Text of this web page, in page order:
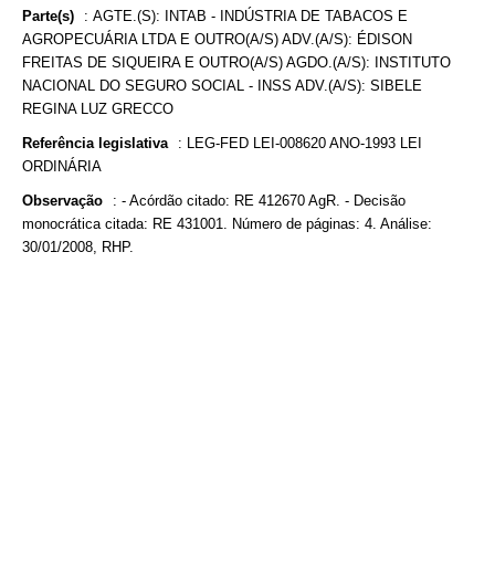
Parte(s) : AGTE.(S): INTAB - INDÚSTRIA DE TABACOS E
AGROPECUÁRIA LTDA E OUTRO(A/S) ADV.(A/S): ÉDISON
FREITAS DE SIQUEIRA E OUTRO(A/S) AGDO.(A/S): INSTITUTO
NACIONAL DO SEGURO SOCIAL - INSS ADV.(A/S): SIBELE
REGINA LUZ GRECCO
Referência legislativa : LEG-FED LEI-008620 ANO-1993 LEI
ORDINÁRIA
Observação : - Acórdão citado: RE 412670 AgR. - Decisão
monocrática citada: RE 431001. Número de páginas: 4. Análise:
30/01/2008, RHP.